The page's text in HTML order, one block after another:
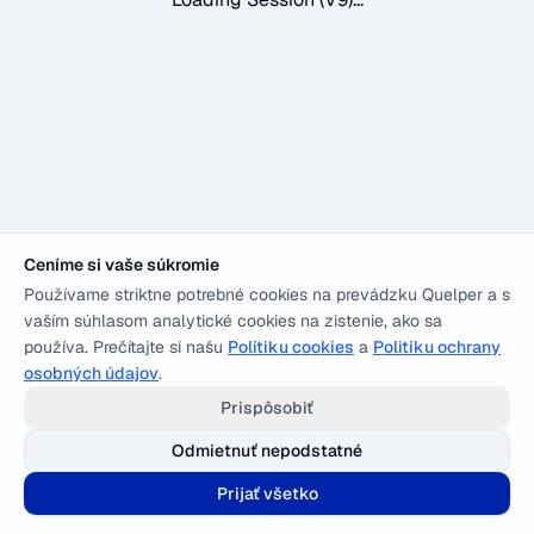
Ceníme si vaše súkromie
Používame striktne potrebné cookies na prevádzku Quelper a s
vaším súhlasom analytické cookies na zistenie, ako sa
používa. Prečítajte si našu Politiku cookies a Politiku ochrany
osobných údajov.
Prispôsobiť
Odmietnuť nepodstatné
Prijať všetko